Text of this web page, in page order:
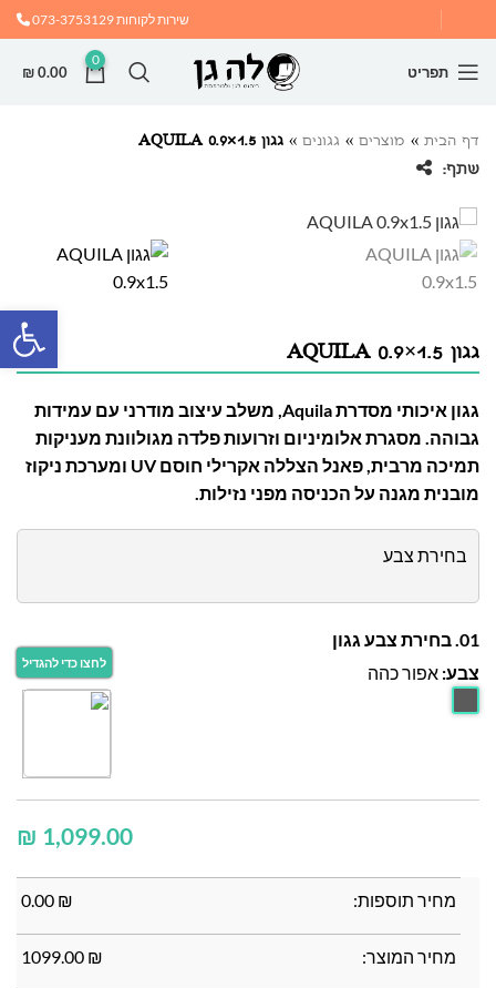
שירות לקוחות073-3753129
תפריט
0
₪0.00
דף הבית » מוצרים » גגונים » גגון AQUILA 0.9×1.5
שתף:
גגון AQUILA 0.9×1.5
גגון איכותי מסדרת Aquila, משלב עיצוב מודרני עם עמידות
גבוהה. מסגרת אלומיניום וזרועות פלדה מגולוונת מעניקות
תמיכה מרבית, פאנל הצללה אקרילי חוסם UV ומערכת ניקוז
מובנית מגנה על הכניסה מפני נזילות.
בחירת צבע
01. בחירת צבע גגון
צבע: אפור כהה
₪
מחיר תוספות: ₪
0.00
מחיר המוצר: ₪
1099.00